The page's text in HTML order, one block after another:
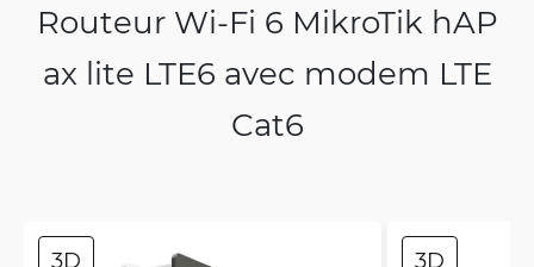
Routeur Wi‑Fi 6 MikroTik hAP
ax lite LTE6 avec modem LTE
Cat6
3D 3D